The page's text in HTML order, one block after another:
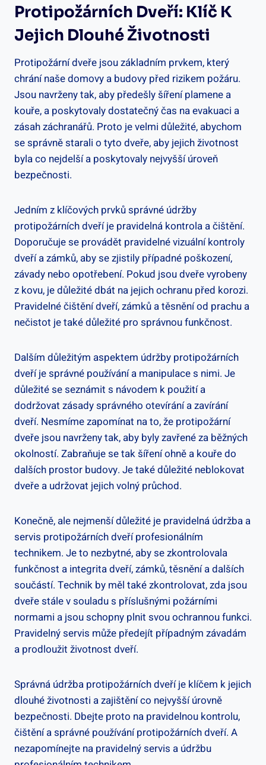
Protipožárních Dveří: Klíč K
Jejich Dlouhé Životnosti
Protipožární dveře jsou základním prvkem, který
chrání naše domovy a budovy před rizikem požáru.
Jsou navrženy tak, aby předešly šíření plamene a
kouře, a poskytovaly dostatečný čas na evakuaci a
zásah záchranářů. Proto je velmi důležité, abychom
se správně starali o tyto dveře, aby jejich životnost
byla co nejdelší a poskytovaly nejvyšší úroveň
bezpečnosti.
Jedním z klíčových prvků správné údržby
protipožárních dveří je pravidelná kontrola a čištění.
Doporučuje se provádět pravidelné vizuální kontroly
dveří a zámků, aby se zjistily případné poškození,
závady nebo opotřebení. Pokud jsou dveře vyrobeny
z kovu, je důležité dbát na jejich ochranu před korozi.
Pravidelné čištění dveří, zámků a těsnění od prachu a
nečistot je také důležité pro správnou funkčnost.
Dalším důležitým aspektem údržby protipožárních
dveří je správné používání a manipulace s nimi. Je
důležité se seznámit s návodem k použití a
dodržovat zásady správného otevírání a zavírání
dveří. Nesmíme zapomínat na to, že protipožární
dveře jsou navrženy tak, aby byly zavřené za běžných
okolností. Zabraňuje se tak šíření ohně a kouře do
dalších prostor budovy. Je také důležité neblokovat
dveře a udržovat jejich volný průchod.
Konečně, ale nejmenší důležité je pravidelná údržba a
servis protipožárních dveří profesionálním
technikem. Je to nezbytné, aby se zkontrolovala
funkčnost a integrita dveří, zámků, těsnění a dalších
součástí. Technik by měl také zkontrolovat, zda jsou
dveře stále v souladu s příslušnými požárními
normami a jsou schopny plnit svou ochrannou funkci.
Pravidelný servis může předejít případným závadám
a prodloužit životnost dveří.
Správná údržba protipožárních dveří je klíčem k jejich
dlouhé životnosti a zajištění co nejvyšší úrovně
bezpečnosti. Dbejte proto na pravidelnou kontrolu,
čištění a správné používání protipožárních dveří. A
nezapomínejte na pravidelný servis a údržbu